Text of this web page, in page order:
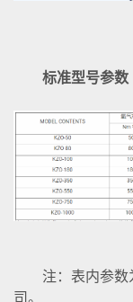
标准型号参数
注：表内参
司。